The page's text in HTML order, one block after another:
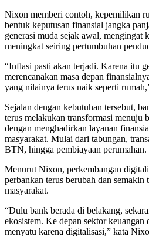
Nixon memberi contoh, kepemilikan
bentuk keputusan finansial jangka
generasi muda sejak awal, mengingat
meningkat seiring pertumbuhan
“Inflasi pasti akan terjadi. Karena itu
merencanakan masa depan
yang nilainya terus naik seperti
Sejalan dengan kebutuhan tersebut,
terus melakukan transformasi menuju
dengan menghadirkan layanan
masyarakat. Mulai dari tabungan,
BTN, hingga pembiayaan perumahan.
Menurut Nixon, perkembangan
perbankan terus berubah dan semakin
masyarakat.
“Dulu bank berada di belakang,
ekosistem. Ke depan sektor keuangan
menyatu karena digitalisasi,” kata